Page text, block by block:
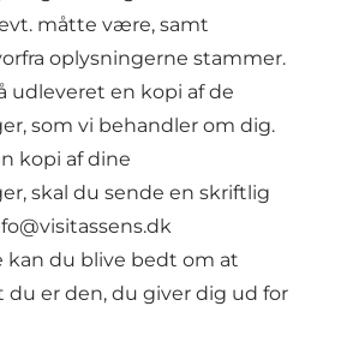
måtte være, samt
oplysningerne stammer.
udleveret en kopi af de
som vi behandler om dig.
kopi af dine
skal du sende en skriftlig
kan du blive bedt om at
er den, du giver dig ud for